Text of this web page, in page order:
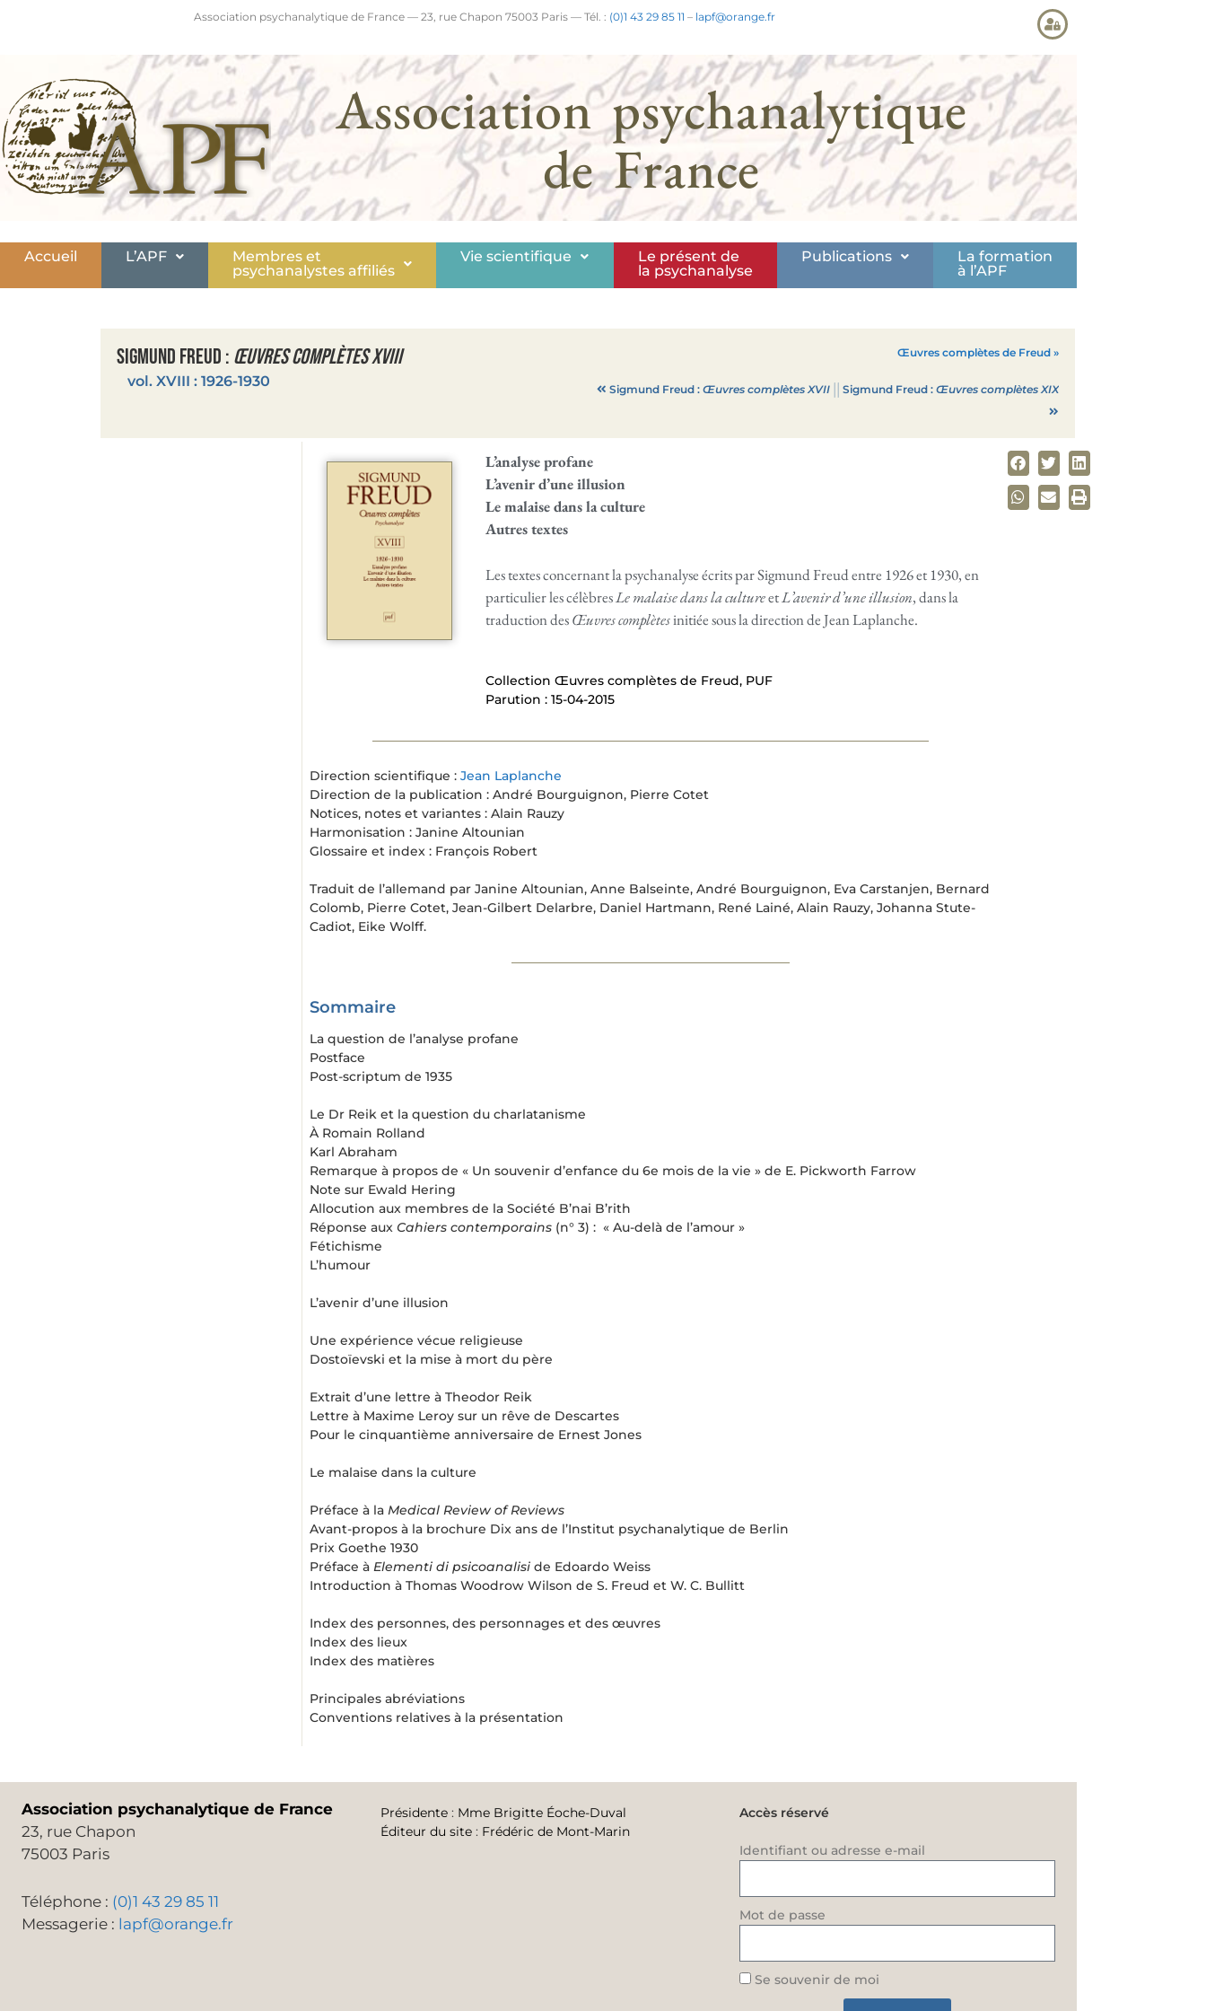
Association psychanalytique de France — 23, rue Chapon 75003 Paris — Tél. : (0)1 43 29 85 11 – lapf@orange.fr
Association psychanalytique
de France
Accueil L’APF
Membres et
psychanalystes affiliés
Vie scientifique
Le présent de
la psychanalyse
Publications
La formation
à l’APF
Sigmund Freud : Œuvres complètes XVIII
vol. XVIII : 1926-1930
Œuvres complètes de Freud »
Sigmund Freud : Œuvres complètes XVII || Sigmund Freud : Œuvres complètes XIX
L’analyse profane
L’avenir d’une illusion
Le malaise dans la culture
Autres textes
Les textes concernant la psychanalyse écrits par Sigmund Freud entre 1926 et 1930, en
particulier les célèbresLe malaise dans la cultureetL’avenir d’une illusion, dans la
traduction desŒuvres complètesinitiée sous la direction de Jean Laplanche.
Collection Œuvres complètes de Freud, PUF
Parution : 15-04-2015
Direction scientifique : Jean Laplanche
Direction de la publication : André Bourguignon, Pierre Cotet
Notices, notes et variantes : Alain Rauzy
Harmonisation : Janine Altounian
Glossaire et index : François Robert
Traduit de l’allemand par Janine Altounian, Anne Balseinte, André Bourguignon, Eva Carstanjen, Bernard
Colomb, Pierre Cotet, Jean-Gilbert Delarbre, Daniel Hartmann, René Lainé, Alain Rauzy, Johanna Stute-
Cadiot, Eike Wolff.
Sommaire
La question de l’analyse profane
Postface
Post-scriptum de 1935
Le Dr Reik et la question du charlatanisme
À Romain Rolland
Karl Abraham
Remarque à propos de « Un souvenir d’enfance du 6e mois de la vie » de E. Pickworth Farrow
Note sur Ewald Hering
Allocution aux membres de la Société B’nai B’rith
Réponse aux Cahiers contemporains (n° 3) : « Au-delà de l’amour »
Fétichisme
L’humour
L’avenir d’une illusion
Une expérience vécue religieuse
Dostoïevski et la mise à mort du père
Extrait d’une lettre à Theodor Reik
Lettre à Maxime Leroy sur un rêve de Descartes
Pour le cinquantième anniversaire de Ernest Jones
Le malaise dans la culture
Préface à la Medical Review of Reviews
Avant-propos à la brochure Dix ans de l’Institut psychanalytique de Berlin
Prix Goethe 1930
Préface à Elementi di psicoanalisi de Edoardo Weiss
Introduction à Thomas Woodrow Wilson de S. Freud et W. C. Bullitt
Index des personnes, des personnages et des œuvres
Index des lieux
Index des matières
Principales abréviations
Conventions relatives à la présentation
Association psychanalytique de France
23, rue Chapon
75003 Paris
Téléphone : (0)1 43 29 85 11
Messagerie : lapf@orange.fr
Présidente: Mme Brigitte Éoche-Duval
Éditeur du site: Frédéric de Mont-Marin
Accès réservé
Identifiant ou adresse e-mail
Mot de passe
Se souvenir de moi